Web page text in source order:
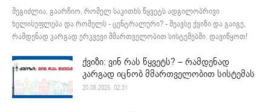
შეგიძლია, გაარჩიო, რომელ საკითხს წყვეტს ადგილობრივი
ხელისუფლება და რომელს - ცენტრალური? - შეავსე ქვიზი და გაიგე,
რამდენად კარგად ერკვევი მმართველობით სისტემებში. დავიწყოთ!
ქვიზი: ვინ რას წყვეტს? – რამდენად
კარგად იცნობ მმართველობით სისტემას
20.05.2025. 02:31